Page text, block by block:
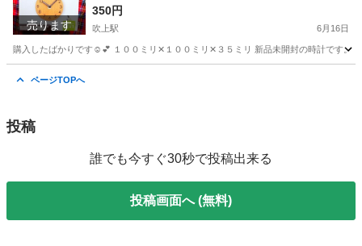
売ります
350円
吹上駅 6月16日
購入したばかりです☺️💕 １００ミリ✕１００ミリ✕３５ミリ 新品未開封の時計です。
ページTOPへ
投稿
誰でも今すぐ30秒で投稿出来る
投稿画面へ (無料)